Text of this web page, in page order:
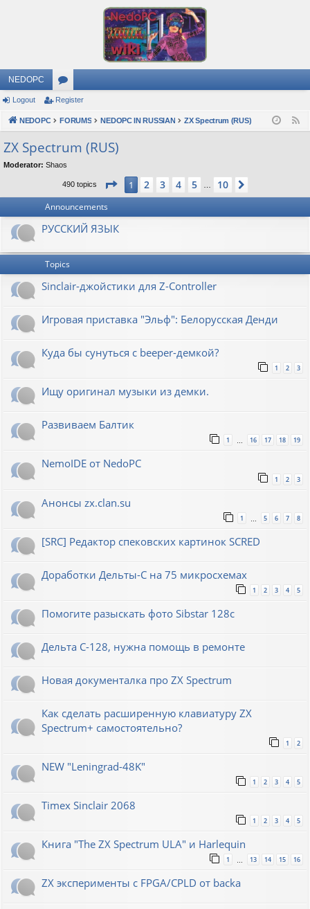
NEDOPC
or
u
s
Logout Register
NEDOPC FORUMS NEDOPC IN RUSSIAN ZX Spectrum (RUS)
ZX Spectrum (RUS)
Moderator: Shaos
490 topics Page 1of10
1 2 3 4 5 10
Announcements
РУССКИЙ ЯЗЫК
Topics
Sinclair-джойстики для Z-Controller
Игровая приставка "Эльф": Белорусская Денди
Куда бы сунуться с beeper-демкой?
1 2 3
Ищу оригинал музыки из демки.
Развиваем Балтик
1 … 16 17 18 19
NemoIDE от NedoPC
1 2 3
Анонсы zx.clan.su
1 5 6 7 8
[SRC] Редактор спековских картинок SCRED
Доработки Дельты-С на 75 микросхемах
1 2 3 4 5
Помогите разыскать фото Sibstar 128с
Дельта С-128, нужна помощь в ремонте
Новая документалка про ZX Spectrum
Как сделать расширенную клавиатуру ZX
Spectrum+ самостоятельно?
1 2
NEW "Leningrad-48K"
1 2 3 4 5
Timex Sinclair 2068
1 2 3 4 5
Книга "The ZX Spectrum ULA" и Harlequin
1 … 13 14 15 16
ZX эксперименты с FPGA/CPLD от backa